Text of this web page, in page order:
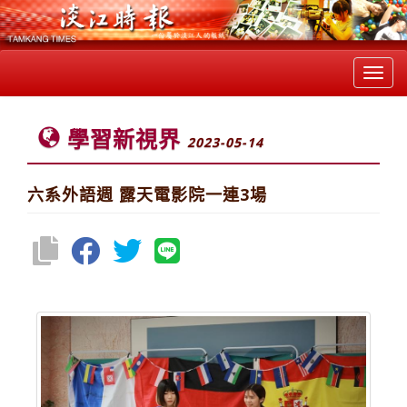
學習新視界 2023-05-14
六系外語週 露天電影院一連3場